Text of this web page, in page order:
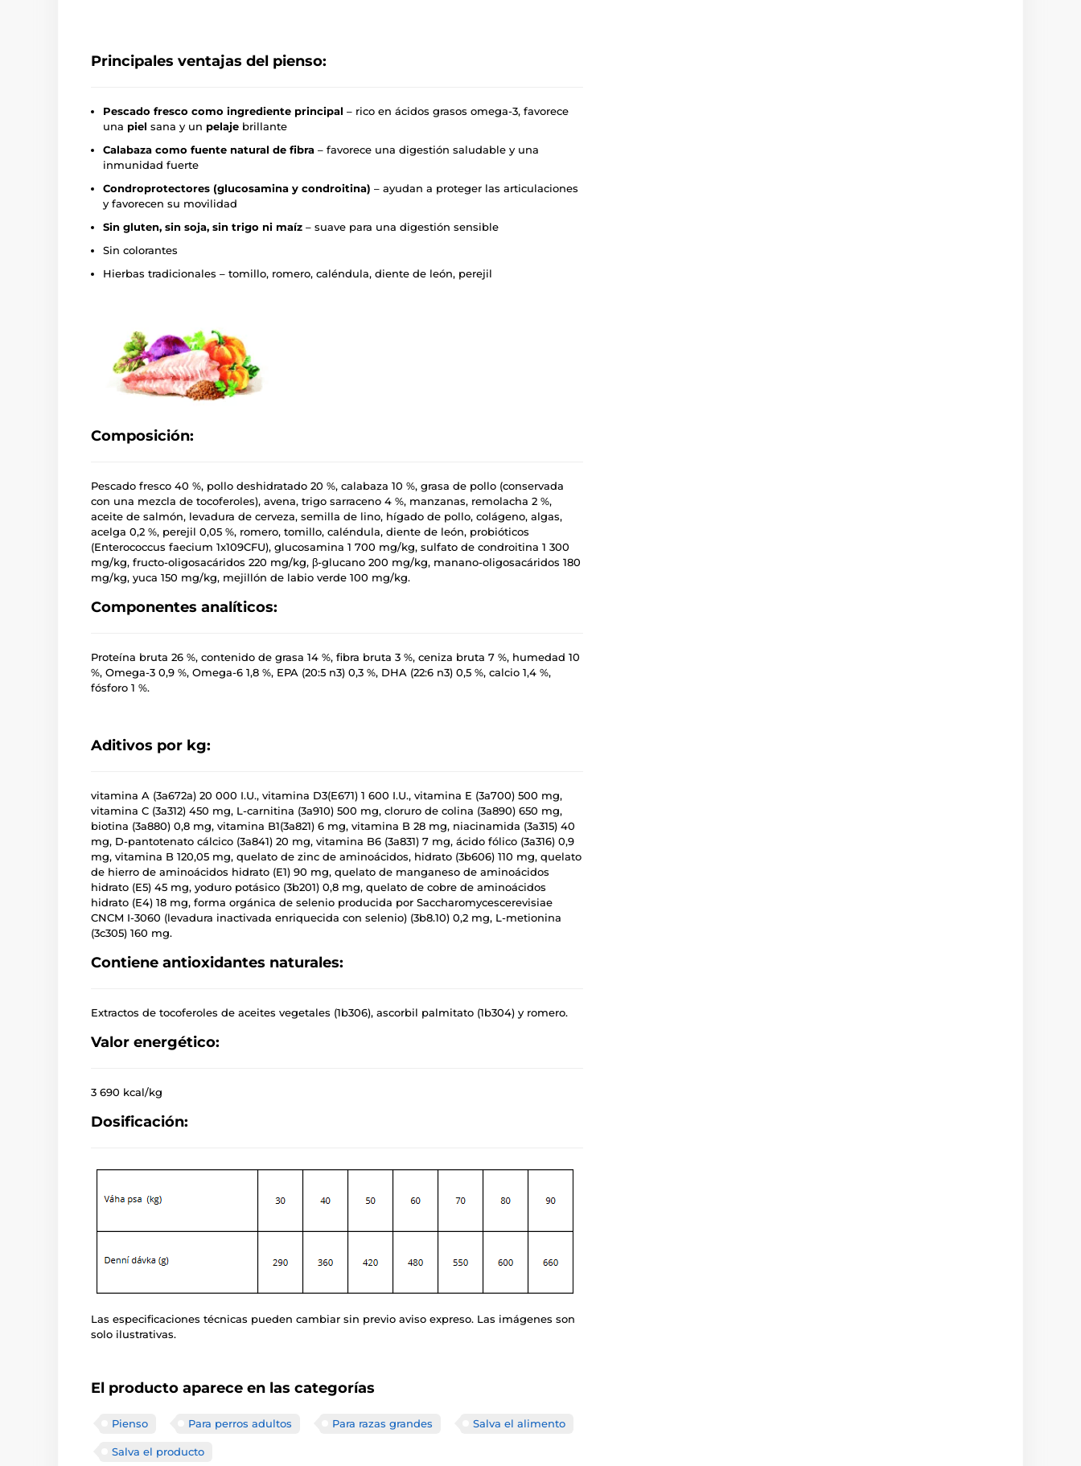
Principales ventajas del pienso:
Pescado fresco como ingrediente principal – rico en ácidos grasos omega-3, favorece
una piel sana y un pelaje brillante
Calabaza como fuente natural de fibra – favorece una digestión saludable y una
inmunidad fuerte
Condroprotectores (glucosamina y condroitina) – ayudan a proteger las articulaciones
y favorecen su movilidad
Sin gluten, sin soja, sin trigo ni maíz – suave para una digestión sensible
Sin colorantes
Hierbas tradicionales – tomillo, romero, caléndula, diente de león, perejil
Composición:
Pescado fresco 40 %, pollo deshidratado 20 %, calabaza 10 %, grasa de pollo (conservada
con una mezcla de tocoferoles), avena, trigo sarraceno 4 %, manzanas, remolacha 2 %,
aceite de salmón, levadura de cerveza, semilla de lino, hígado de pollo, colágeno, algas,
acelga 0,2 %, perejil 0,05 %, romero, tomillo, caléndula, diente de león, probióticos
(Enterococcus faecium 1x109CFU), glucosamina 1 700 mg/kg, sulfato de condroitina 1 300
mg/kg, fructo-oligosacáridos 220 mg/kg, β-glucano 200 mg/kg, manano-oligosacáridos 180
mg/kg, yuca 150 mg/kg, mejillón de labio verde 100 mg/kg.
Componentes analíticos:
Proteína bruta 26 %, contenido de grasa 14 %, fibra bruta 3 %, ceniza bruta 7 %, humedad 10
%, Omega-3 0,9 %, Omega-6 1,8 %, EPA (20:5 n3) 0,3 %, DHA (22:6 n3) 0,5 %, calcio 1,4 %,
fósforo 1 %.
Aditivos por kg:
vitamina A (3a672a) 20 000 I.U., vitamina D3(E671) 1 600 I.U., vitamina E (3a700) 500 mg,
vitamina C (3a312) 450 mg, L-carnitina (3a910) 500 mg, cloruro de colina (3a890) 650 mg,
biotina (3a880) 0,8 mg, vitamina B1(3a821) 6 mg, vitamina B 28 mg, niacinamida (3a315) 40
mg, D-pantotenato cálcico (3a841) 20 mg, vitamina B6 (3a831) 7 mg, ácido fólico (3a316) 0,9
mg, vitamina B 120,05 mg, quelato de zinc de aminoácidos, hidrato (3b606) 110 mg, quelato
de hierro de aminoácidos hidrato (E1) 90 mg, quelato de manganeso de aminoácidos
hidrato (E5) 45 mg, yoduro potásico (3b201) 0,8 mg, quelato de cobre de aminoácidos
hidrato (E4) 18 mg, forma orgánica de selenio producida por Saccharomycescerevisiae
CNCM I-3060 (levadura inactivada enriquecida con selenio) (3b8.10) 0,2 mg, L-metionina
(3c305) 160 mg.
Contiene antioxidantes naturales:
Extractos de tocoferoles de aceites vegetales (1b306), ascorbil palmitato (1b304) y romero.
Valor energético:
3 690 kcal/kg
Dosificación:
Las especificaciones técnicas pueden cambiar sin previo aviso expreso. Las imágenes son
solo ilustrativas.
El producto aparece en las categorías
Pienso Para perros adultos Para razas grandes Salva el alimento
Salva el producto